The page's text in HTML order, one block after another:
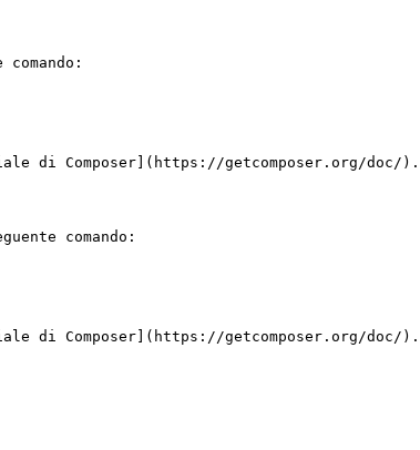
di Composer](https://getcomposer.org/doc/).
comando:
di Composer](https://getcomposer.org/doc/).